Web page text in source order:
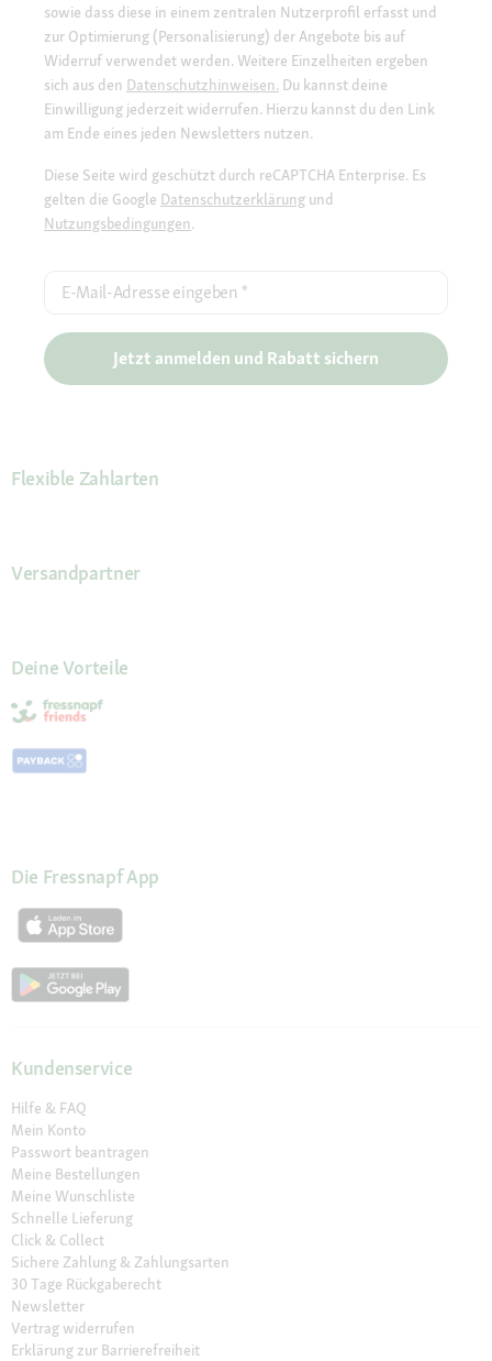
sowie dass diese in einem zentralen Nutzerprofil erfasst und
zur Optimierung (Personalisierung) der Angebote bis auf
Widerruf verwendet werden. Weitere Einzelheiten ergeben
sich aus den Datenschutzhinweisen. Du kannst deine
Einwilligung jederzeit widerrufen. Hierzu kannst du den Link
am Ende eines jeden Newsletters nutzen.
Diese Seite wird geschützt durch reCAPTCHA Enterprise. Es
gelten die Google Datenschutzerklärung und
Nutzungsbedingungen.
E-Mail-Adresse eingeben *
Jetzt anmelden und Rabatt sichern
Flexible Zahlarten
Versandpartner
Deine Vorteile
Die Fressnapf App
Kundenservice
Hilfe & FAQ
Mein Konto
Passwort beantragen
Meine Bestellungen
Meine Wunschliste
Schnelle Lieferung
Click & Collect
Sichere Zahlung & Zahlungsarten
30 Tage Rückgaberecht
Newsletter
Vertrag widerrufen
Erklärung zur Barrierefreiheit